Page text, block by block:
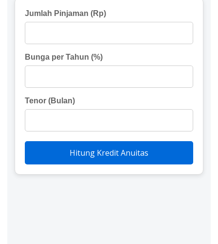
Jumlah Pinjaman (Rp)
Bunga per Tahun (%)
Tenor (Bulan)
Hitung Kredit Anuitas